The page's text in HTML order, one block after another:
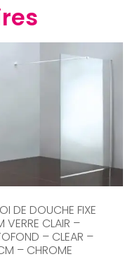
DE DOUCHE FIXE
VERRE CLAIR –
– CLEAR –
– CHROME